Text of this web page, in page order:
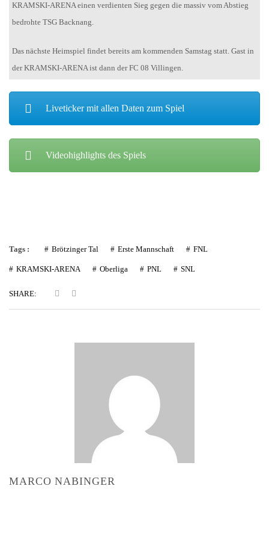
KRAMSKI-ARENA einen verdienten Sieg gegen die massiv vom Abstieg
bedrohte TSG Backnang.
Das nächste Heimspiel findet bereits am kommenden Samstag statt. Gast in
der KRAMSKI-ARENA ist dann der FC 08 Villingen.
Liveticker mit allen Daten zum Spiel
Videohighlights des Spiels
Tags : Brötzinger Tal Erste Mannschaft FNL
KRAMSKI-ARENA Oberliga PNL SNL
SHARE:
MARCO NABINGER